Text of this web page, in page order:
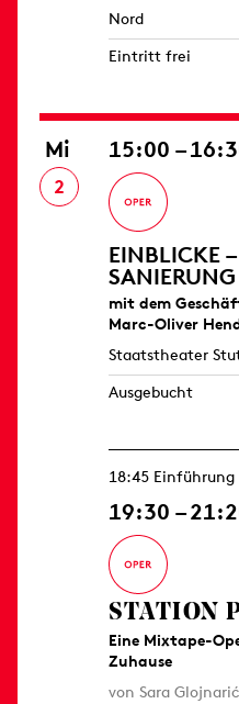
Nord
Eintritt frei
Mi
2
15:00 –
EINBLICKE
SANIERUNG
mit dem
Marc-Oliver
Staatstheater
Ausgebucht
18:45 Einführung
19:30 –
STATION
Eine Mixtape-
Zuhause
von Sara Glojnarić